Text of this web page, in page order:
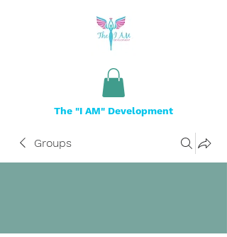
The "I AM" Development
Groups